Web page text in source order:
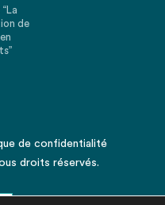
de
de confidentialité
droits réservés.